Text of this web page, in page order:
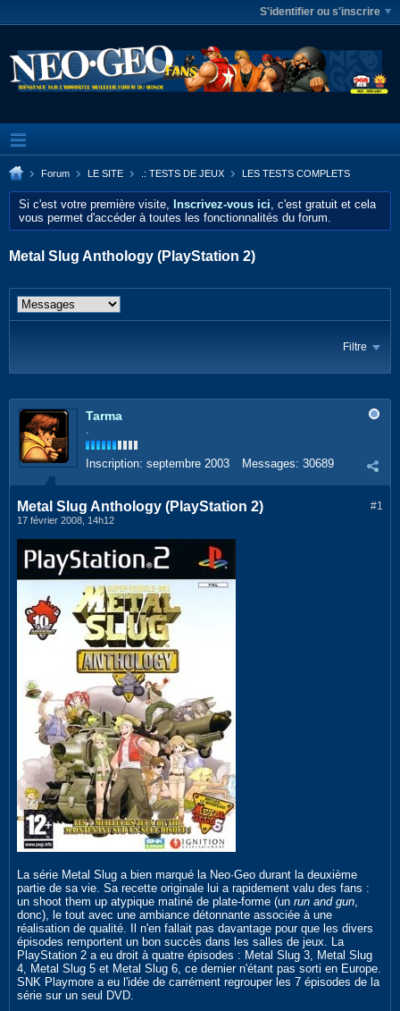
S'identifier ou s'inscrire
Forum LE SITE .: TESTS DE JEUX LES TESTS COMPLETS
Si c'est votre première visite, Inscrivez-vous ici, c'est gratuit et cela
vous permet d'accéder à toutes les fonctionnalités du forum.
Metal Slug Anthology (PlayStation 2)
Filtre
Tarma
.
Inscription: septembre 2003 Messages: 30689
#1
Metal Slug Anthology (PlayStation 2)
17 février 2008, 14h12
La série Metal Slug a bien marqué la Neo·Geo durant la deuxième
partie de sa vie. Sa recette originale lui a rapidement valu des fans :
un shoot them up atypique matiné de plate-forme (un run and gun,
donc), le tout avec une ambiance détonnante associée à une
réalisation de qualité. Il n'en fallait pas davantage pour que les divers
épisodes remportent un bon succès dans les salles de jeux. La
PlayStation 2 a eu droit à quatre épisodes : Metal Slug 3, Metal Slug
4, Metal Slug 5 et Metal Slug 6, ce dernier n'étant pas sorti en Europe.
SNK Playmore a eu l'idée de carrément regrouper les 7 épisodes de la
série sur un seul DVD.